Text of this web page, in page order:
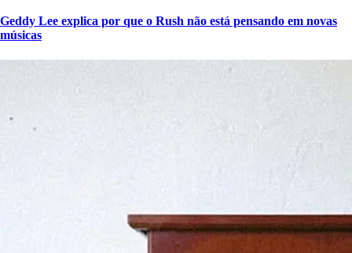
Geddy Lee explica por que o Rush não está pensando em novas
músicas